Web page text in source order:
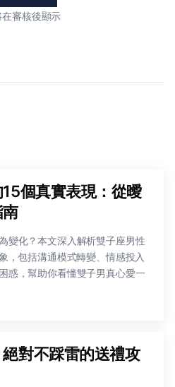
審核後顯示
個真實表現：從曖
變化？本文深入解析雙子座男性
，包括溝通模式轉變、情感投入
惑，幫助你看懂雙子男真心愛一
對不踩雷的送禮攻